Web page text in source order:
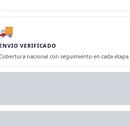
VERIFICADO
nacional con seguimiento en cada etapa.